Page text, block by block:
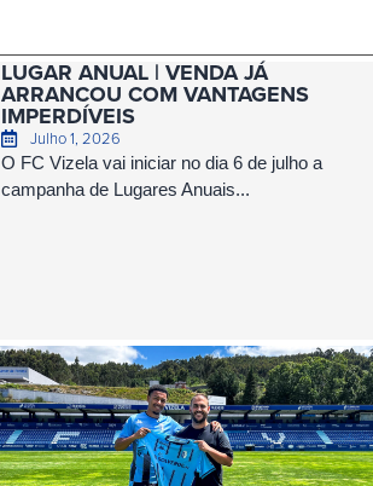
LUGAR ANUAL | VENDA JÁ
ARRANCOU COM VANTAGENS
IMPERDÍVEIS
Julho 1, 2026
O FC Vizela vai iniciar no dia 6 de julho a
campanha de Lugares Anuais...